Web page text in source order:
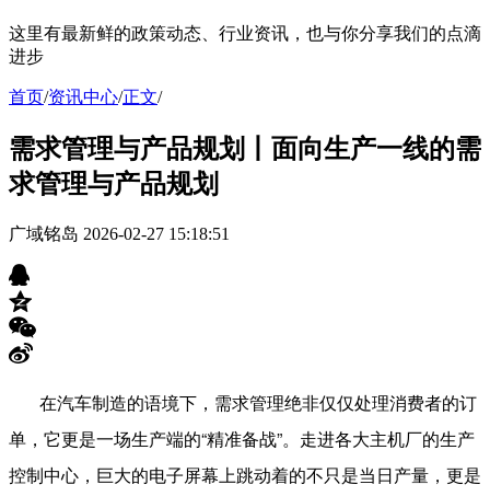
这里有最新鲜的政策动态、行业资讯，也与你分享我们的点滴
进步
首页/资讯中心/正文/
需求管理与产品规划丨面向生产一线的需
求管理与产品规划
广域铭岛 2026-02-27 15:18:51
在汽车制造的语境下，需求管理绝非仅仅处理消费者的订
单，它更是一场生产端的“精准备战”。走进各大主机厂的生产
控制中心，巨大的电子屏幕上跳动着的不只是当日产量，更是